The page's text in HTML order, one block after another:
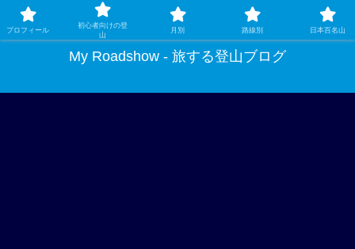
ガチ登山ではなく、グルメや温泉、観光もする旅する登山
My Roadshow - 旅する登山ブログ
プロフィール
初心者向けの登
山
月別 路線別 日本百名山